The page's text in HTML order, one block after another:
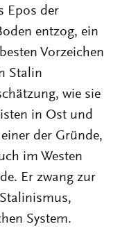
Epos der
entzog, ein
Vorzeichen
Stalin
wie sie
in Ost und
der Gründe,
im Westen
Er zwang zur
System.